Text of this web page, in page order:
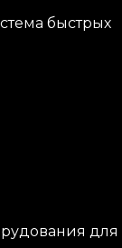
для